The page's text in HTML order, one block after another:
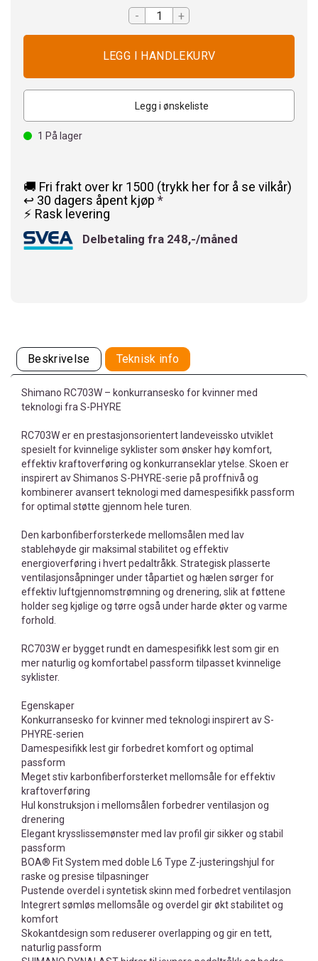
- +
Legg i ønskeliste
1 På lager
🚚 Fri frakt over kr 1500 (trykk her for å se vilkår)
↩️ 30 dagers åpent kjøp *
⚡ Rask levering
Delbetaling fra 248,-/måned
Beskrivelse Teknisk info
Shimano RC703W – konkurransesko for kvinner med
teknologi fra S-PHYRE
RC703W er en prestasjonsorientert landeveissko utviklet
spesielt for kvinnelige syklister som ønsker høy komfort,
effektiv kraftoverføring og konkurranseklar ytelse. Skoen er
inspirert av Shimanos S-PHYRE-serie på proffnivå og
kombinerer avansert teknologi med damespesifikk passform
for optimal støtte gjennom hele turen.
Den karbonfiberforsterkede mellomsålen med lav
stablehøyde gir maksimal stabilitet og effektiv
energioverføring i hvert pedaltråkk. Strategisk plasserte
ventilasjonsåpninger under tåpartiet og hælen sørger for
effektiv luftgjennomstrømning og drenering, slik at føttene
holder seg kjølige og tørre også under harde økter og varme
forhold.
RC703W er bygget rundt en damespesifikk lest som gir en
mer naturlig og komfortabel passform tilpasset kvinnelige
syklister.
Egenskaper
Konkurransesko for kvinner med teknologi inspirert av S-
PHYRE-serien
Damespesifikk lest gir forbedret komfort og optimal
passform
Meget stiv karbonfiberforsterket mellomsåle for effektiv
kraftoverføring
Hul konstruksjon i mellomsålen forbedrer ventilasjon og
drenering
Elegant krysslissemønster med lav profil gir sikker og stabil
passform
BOA® Fit System med doble L6 Type Z-justeringshjul for
raske og presise tilpasninger
Pustende overdel i syntetisk skinn med forbedret ventilasjon
Integrert sømløs mellomsåle og overdel gir økt stabilitet og
komfort
Skokantdesign som reduserer overlapping og gir en tett,
naturlig passform